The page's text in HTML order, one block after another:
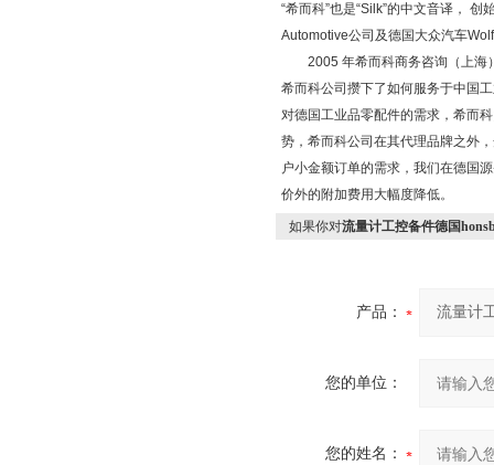
“希而科”也是“Silk”的中文音译， 创
Automotive公司及德国大众汽车
2005 年希而科商务咨询（上海
希而科公司攒下了如何服务于中国
对德国工业品零配件的需求，希而
势，希而科公司在其代理品牌之外
户小金额订单的需求，我们在德国
价外的附加费用大幅度降低。
如果你对流量计工控备件德国
产品：
您的单位：
您的姓名：